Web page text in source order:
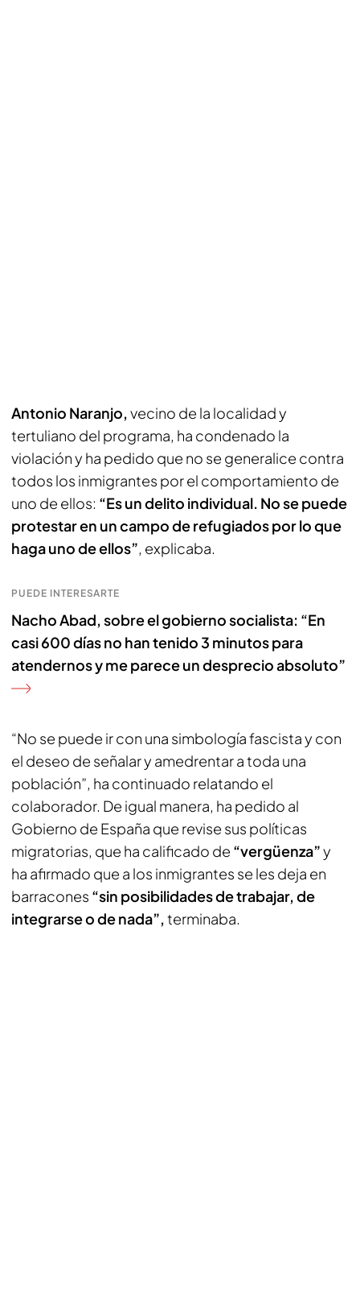
Antonio Naranjo,vecino de la localidad y
tertuliano del programa, ha condenado la
violación y ha pedido que no se generalice contra
todos los inmigrantes por el comportamiento de
uno de ellos: “Es un delito individual. No se puede
protestar en un campo de refugiados por lo que
haga uno de ellos”, explicaba.
PUEDE INTERESARTE
Nacho Abad, sobre el gobierno socialista: “En
casi 600 días no han tenido 3 minutos para
atendernos y me parece un desprecio absoluto”
“No se puede ir con una simbología fascista y con
el deseo de señalar y amedrentar a toda una
población”, ha continuado relatando el
colaborador. De igual manera, ha pedido al
Gobierno de España que revise sus políticas
migratorias, que ha calificado de “vergüenza”y
ha afirmado que a los inmigrantes se les deja en
barracones “sin posibilidades de trabajar, de
integrarse o de nada”,terminaba.